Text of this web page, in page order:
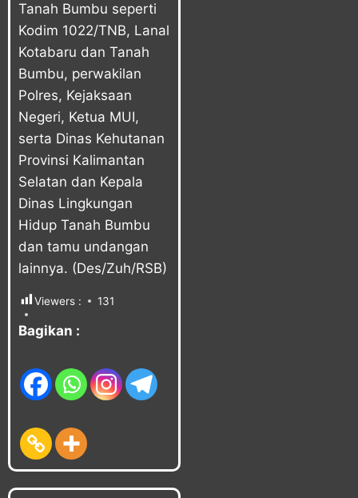
Tanah Bumbu seperti
Kodim 1022/TNB, Lanal
Kotabaru dan Tanah
Bumbu, perwakilan
Polres, Kejaksaan
Negeri, Ketua MUI,
serta Dinas Kehutanan
Provinsi Kalimantan
Selatan dan Kepala
Dinas Lingkungan
Hidup Tanah Bumbu
dan tamu undangan
lainnya. (Des/Zuh/RSB)
Viewers : 131
Bagikan :